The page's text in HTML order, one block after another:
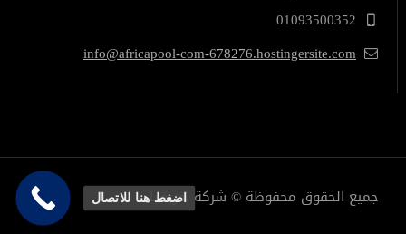
01093500352
info@africapool-com-678276.hostingersite.com
جميع الحقوق محفوظة © شركة افريقيا.اضغط هنا للاتصال